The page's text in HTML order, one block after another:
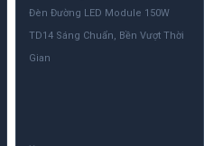
Đèn Đường LED Module 150W
TD14 Sáng Chuẩn, Bền Vượt Thời
Gian